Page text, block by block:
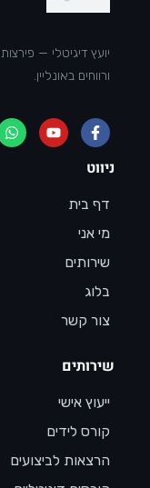
יועץ דיגיטלי —
ורווחים באונליין.
ניווט
דף בית
מי אני
שירותים
בלוג
צור קשר
שירותים
ייעוץ אישי
קורס לידים
הרצאות לביצועים